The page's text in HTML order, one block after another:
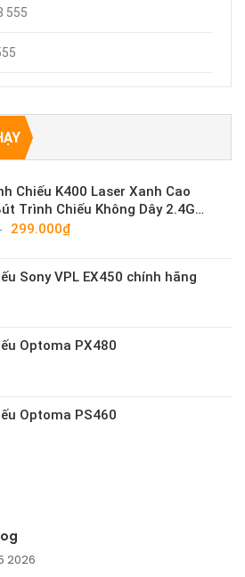
555
Chiếu K400 Laser Xanh Cao
Trình Chiếu Không Dây 2.4G
299.000₫
Sony VPL EX450 chính hãng
Optoma PX480
Optoma PS460
2026